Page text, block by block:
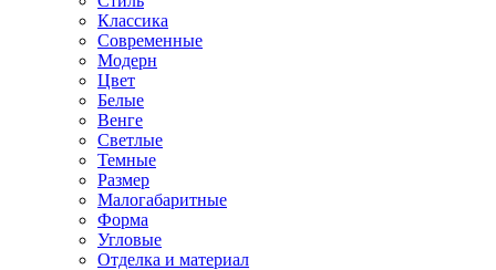
Классика
Современные
Модерн
Цвет
Белые
Венге
Светлые
Темные
Размер
Малогабаритные
Форма
Угловые
Отделка и материал